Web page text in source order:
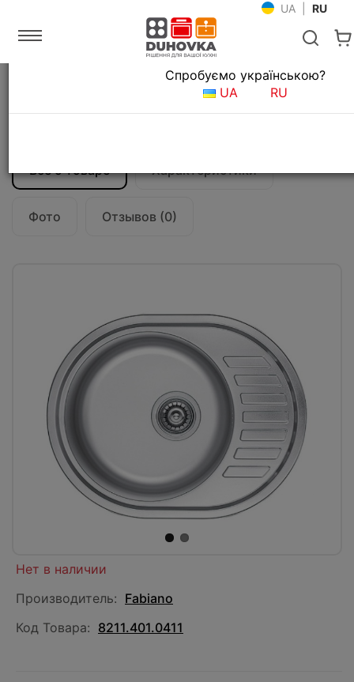
UA RU
Мойки и смесители Кухонные мойки
Кухонная мойка Fabiano 57x45
Все о товаре Характеристики
Фото Отзывов (0)
Язык магазина
Спробуємо українською?
UA
RU
Нет в наличии
Производитель: Fabiano
Код Товара: 8211.401.0411